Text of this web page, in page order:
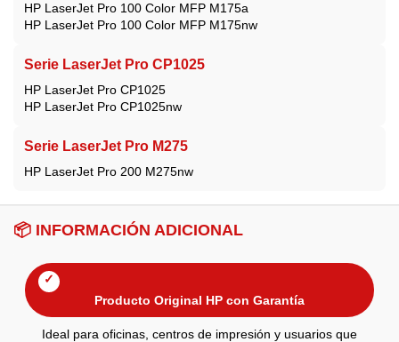
HP LaserJet Pro 100 Color MFP M175a
HP LaserJet Pro 100 Color MFP M175nw
Serie LaserJet Pro CP1025
HP LaserJet Pro CP1025
HP LaserJet Pro CP1025nw
Serie LaserJet Pro M275
HP LaserJet Pro 200 M275nw
📦 INFORMACIÓN ADICIONAL
✓
Producto Original HP con Garantía
Ideal para oficinas, centros de impresión y usuarios que